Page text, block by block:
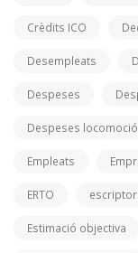
Crèdits ICO
Desempleats
Despeses
Despeses
Empleats
ERTO
Estimació objectiva